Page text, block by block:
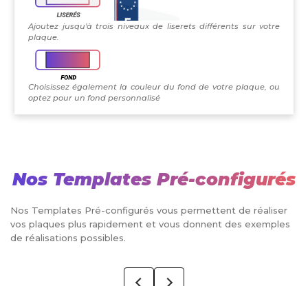
Ajoutez jusqu'à trois niveaux de liserets différents sur votre
plaque.
Choisissez également la couleur du fond de votre plaque, ou
optez pour un fond personnalisé
Nos Templates Pré-configurés
Nos Templates Pré-configurés vous permettent de réaliser
vos plaques plus rapidement et vous donnent des exemples
de réalisations possibles.